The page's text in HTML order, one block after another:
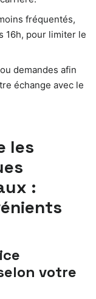
fréquentés,
16h, pour limiter le
demandes afin
échange avec le
les
:
votre